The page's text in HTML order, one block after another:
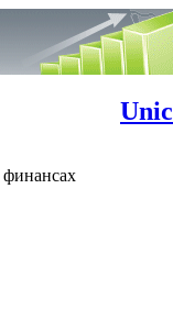
финансах